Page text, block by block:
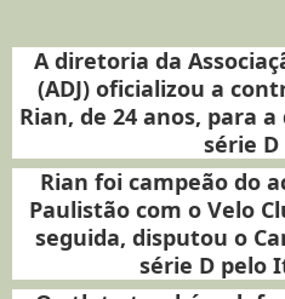
A diretoria da
(ADJ) oficializou a
Rian, de 24 anos, para
série D
Rian foi campeão do
Paulistão com o Velo
seguida, disputou o
série D pelo